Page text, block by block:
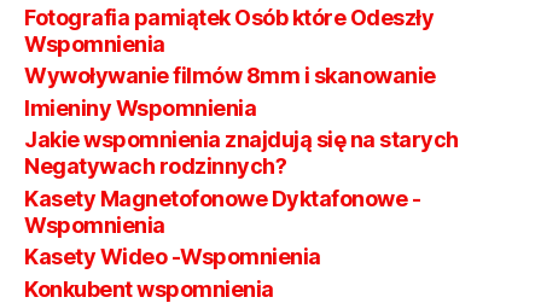
Fotografia pamiątek Osób które Odeszły
Wspomnienia
Wywoływanie filmów 8mm i skanowanie
Imieniny Wspomnienia
Jakie wspomnienia znajdują się na starych
Negatywach rodzinnych?
Kasety Magnetofonowe Dyktafonowe -
Wspomnienia
Kasety Wideo -Wspomnienia
Konkubent wspomnienia